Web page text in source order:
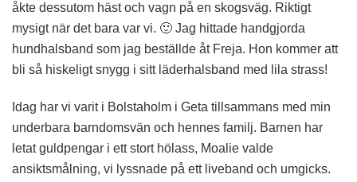
åkte dessutom häst och vagn på en skogsväg. Riktigt
mysigt när det bara var vi. 🙂 Jag hittade handgjorda
hundhalsband som jag beställde åt Freja. Hon kommer att
bli så hiskeligt snygg i sitt läderhalsband med lila strass!
Idag har vi varit i Bolstaholm i Geta tillsammans med min
underbara barndomsvän och hennes familj. Barnen har
letat guldpengar i ett stort hölass, Moalie valde
ansiktsmålning, vi lyssnade på ett liveband och umgicks.